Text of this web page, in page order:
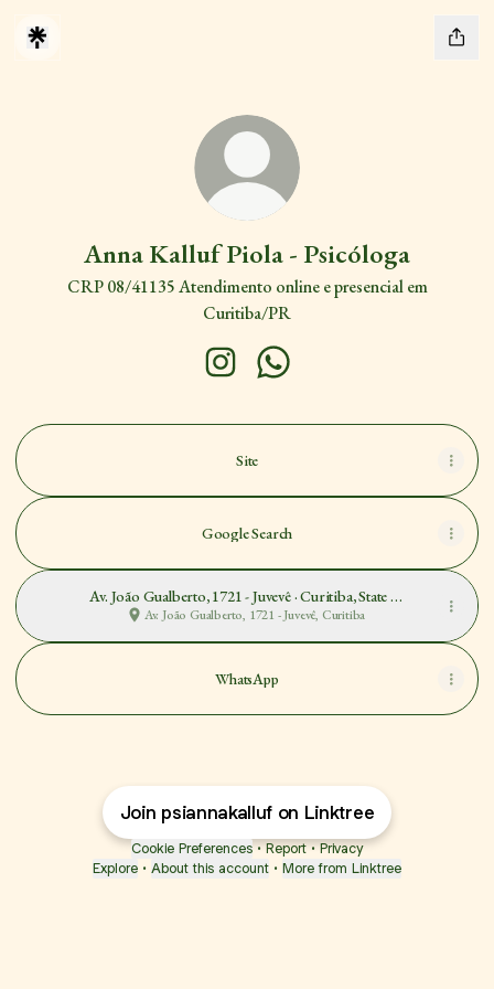
Anna Kalluf Piola - Psicóloga
CRP 08/41135 Atendimento online e presencial em
Curitiba/PR
Site
Google Search
Av. João Gualberto, 1721 - Juvevê · Curitiba, State of
Paraná
Av. João Gualberto, 1721 - Juvevê, Curitiba
WhatsApp
Join psiannakalluf on Linktree
Cookie Preferences • Report • Privacy
Explore • About this account • More from Linktree